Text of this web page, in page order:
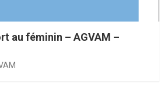
au féminin – AGVAM –